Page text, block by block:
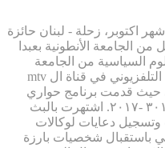
اكتوبر، زحلة - لبنان حائزة
الجامعة الأنطونية بعبدا
السياسية من الجامعة
اللبنانية زحلة. تحولت فوراً الى العمل التلفزيوني في قناة ال mtv
حيث قدمت برنامج حواري
أسبوعي الذي استمر ٤ سنوات من ٣٠١٣ -٢٠١٧. اشتهرت بالبث
دعايات لوكالات
باستقبال شخصيات بارزة